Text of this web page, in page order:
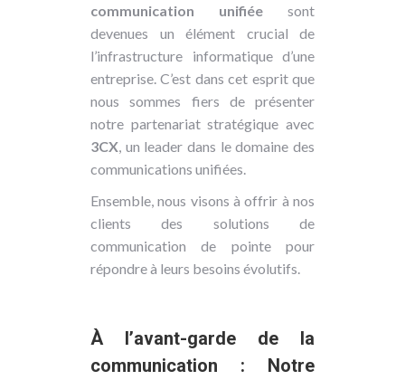
communication unifiée sont
devenues un élément crucial de
l’infrastructure informatique d’une
entreprise. C’est dans cet esprit que
nous sommes fiers de présenter
notre partenariat stratégique avec
3CX, un leader dans le domaine des
communications unifiées.
Ensemble, nous visons à offrir à nos
clients des solutions de
communication de pointe pour
répondre à leurs besoins évolutifs.
À l’avant-garde de la
communication : Notre